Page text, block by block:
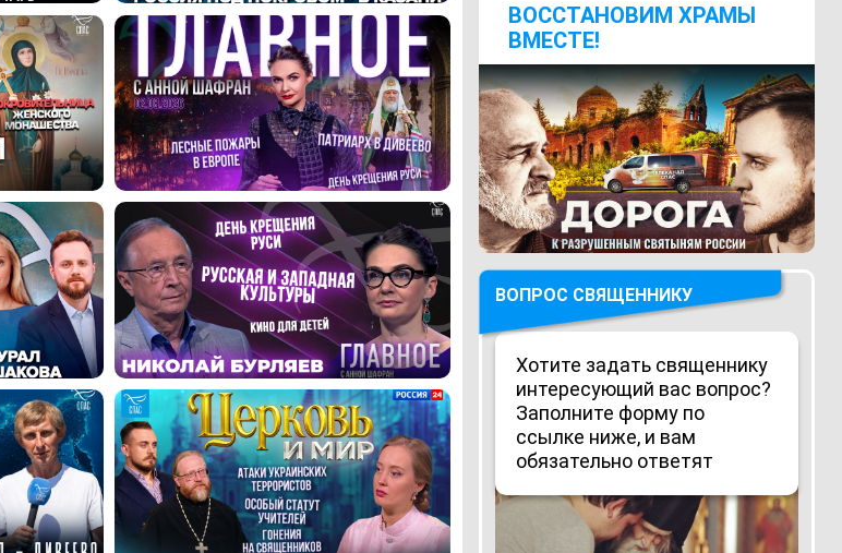
ВОCСТАНОВИМ ХРАМЫ
ВМЕСТЕ!
ВОПРОС СВЯЩЕННИКУ
Хотите задать священнику
интересующий вас вопрос?
Заполните форму по
ссылке ниже, и вам
обязательно ответят